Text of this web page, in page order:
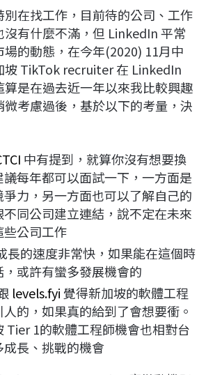
在找工作，目前待的公司、工作
沒有什麼不滿，但 LinkedIn 平常
的動態，在今年(2020) 11月中
坡 TikTok recruiter 在 LinkedIn
算是在過去近一年以來我比較興趣
考慮過後，基於以下的考量，決
中有提到，就算你沒有想要換
每年都可以面試一下，一方面是
力，另一方面也可以了解自己的
同公司建立連結，說不定在未來
公司工作
長的速度非常快，如果能在這個時
或許有蠻多發展機會的
levels.fyi 覺得新加坡的軟體工程
的，如果真的給到了會想要衝。
Tier 1的軟體工程師機會也相對台
長、挑戰的機會